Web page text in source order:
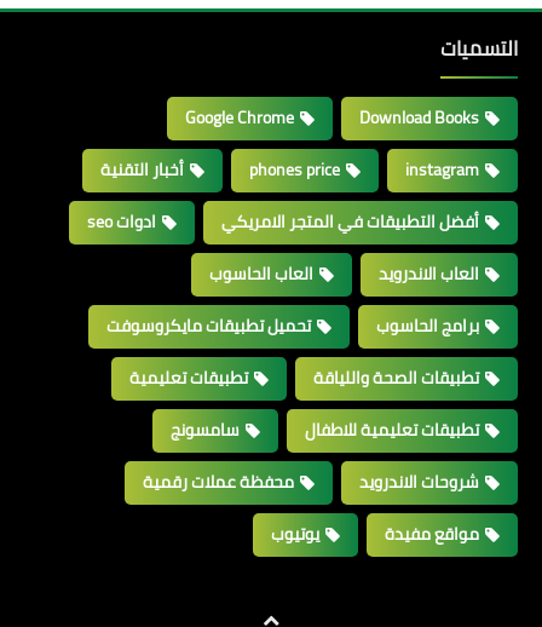
التسميات
Download Books
Google Chrome
instagram
phones price
أخبار التقنية
أفضل التطبيقات في المتجر الامريكي
ادوات seo
العاب الاندرويد
العاب الحاسوب
برامج الحاسوب
تحميل تطبيقات مايكروسوفت
تطبيقات الصحة واللياقة
تطبيقات تعليمية
تطبيقات تعليمية للاطفال
سامسونج
شروحات الاندرويد
محفظة عملات رقمية
مواقع مفيدة
يوتيوب